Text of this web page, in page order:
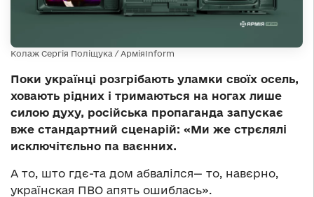
Колаж Сергія Поліщука / АрміяInform
Поки українці розгрібають уламки своїх осель,
ховають рідних і тримаються на ногах лише
силою духу, російська пропаганда запускає
вже стандартний сценарій: «Ми же стрєлялі
исключітєльно па ваєнних.
А то, што гдє-та дом абвалілся— то, навєрно,
українская ПВО апять ошиблась».